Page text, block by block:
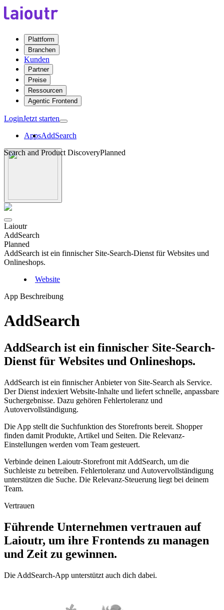
Plattform
Branchen
Kunden
Partner
Preise
Ressourcen
Agentic Frontend
LoginJetzt starten
AppsAddSearch
Search and Product DiscoveryPlanned
Laioutr
AddSearch
Planned
AddSearch ist ein finnischer Site-Search-Dienst für Websites und
Onlineshops.
Website
App Beschreibung
AddSearch
AddSearch ist ein finnischer Site-Search-
Dienst für Websites und Onlineshops.
AddSearch ist ein finnischer Anbieter von Site-Search als Service.
Der Dienst indexiert Website-Inhalte und liefert schnelle, anpassbare
Suchergebnisse. Dazu gehören Fehlertoleranz und
Autovervollständigung.
Die App stellt die Suchfunktion des Storefronts bereit. Shopper
finden damit Produkte, Artikel und Seiten. Die Relevanz-
Einstellungen werden vom Team gesteuert.
Verbinde deinen Laioutr-Storefront mit AddSearch, um die
Suchleiste zu betreiben. Fehlertoleranz und Autovervollständigung
unterstützen die Suche. Die Relevanz-Steuerung liegt bei deinem
Team.
Vertrauen
Führende Unternehmen vertrauen auf
Laioutr, um ihre Frontends zu managen
und Zeit zu gewinnen.
Die AddSearch-App unterstützt auch dich dabei.